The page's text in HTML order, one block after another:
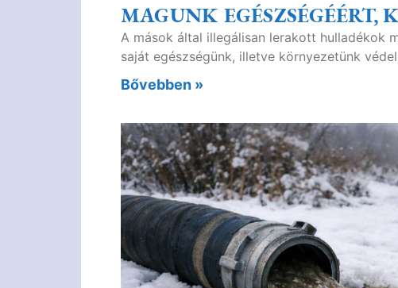
MAGUNK EGÉSZSÉGÉÉRT,
A mások által illegálisan lerakott hulladékok
saját egészségünk, illetve környezetünk
Bővebben »